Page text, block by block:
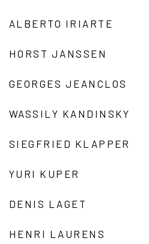
ALBERTO IRIARTE
HORST JANSSEN
GEORGES JEANCLOS
WASSILY KANDINSKY
SIEGFRIED KLAPPER
YURI KUPER
DENIS LAGET
HENRI LAURENS